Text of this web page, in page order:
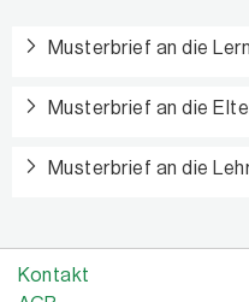
Musterbrief an die
Musterbrief an die
Musterbrief an die
Kontakt